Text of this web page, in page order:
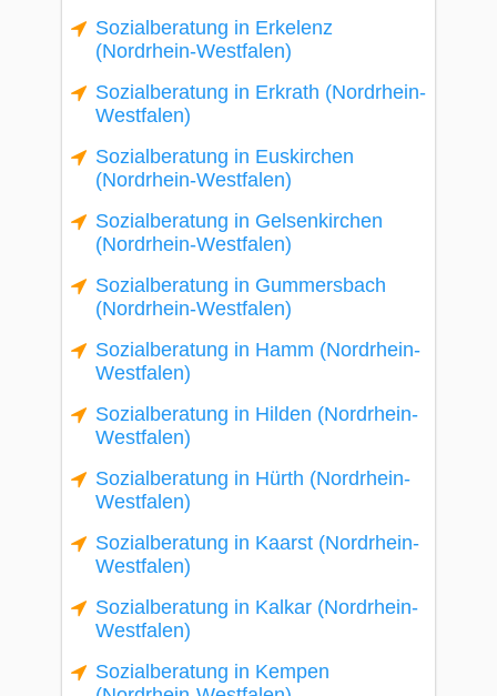
Sozialberatung in Erkelenz
(Nordrhein-Westfalen)
Sozialberatung in Erkrath (Nordrhein-
Westfalen)
Sozialberatung in Euskirchen
(Nordrhein-Westfalen)
Sozialberatung in Gelsenkirchen
(Nordrhein-Westfalen)
Sozialberatung in Gummersbach
(Nordrhein-Westfalen)
Sozialberatung in Hamm (Nordrhein-
Westfalen)
Sozialberatung in Hilden (Nordrhein-
Westfalen)
Sozialberatung in Hürth (Nordrhein-
Westfalen)
Sozialberatung in Kaarst (Nordrhein-
Westfalen)
Sozialberatung in Kalkar (Nordrhein-
Westfalen)
Sozialberatung in Kempen